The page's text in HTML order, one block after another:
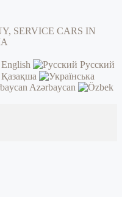
English
Русский
Қазақша
Azərbaycan